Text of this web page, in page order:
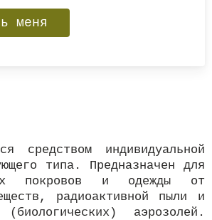
средством индивидуальной
типа. Предназначен для
покровов и одежды от
радиоактивной пыли и
(биологических) аэрозолей.